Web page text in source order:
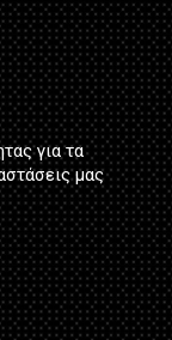
για τα
μας